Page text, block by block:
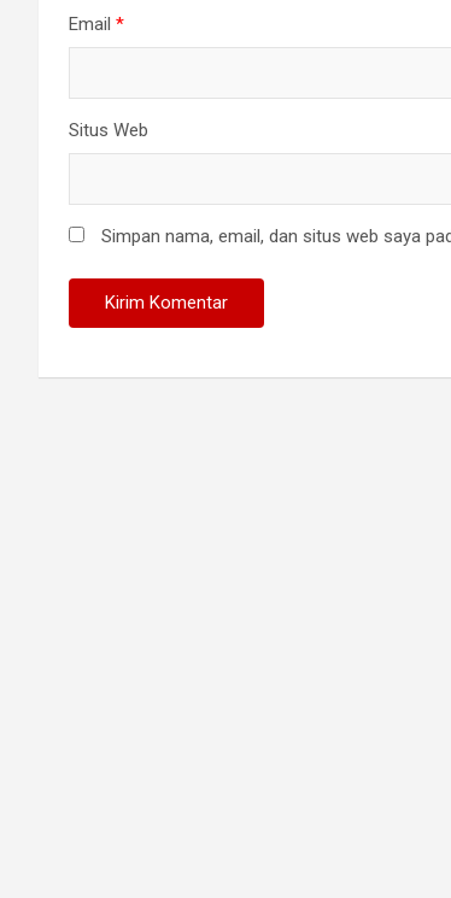
Email *
Situs Web
Simpan nama, email, dan situs web saya